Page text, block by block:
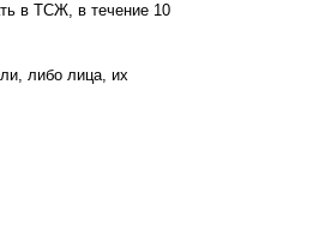
в ТСЖ, в течение 10
либо лица, их